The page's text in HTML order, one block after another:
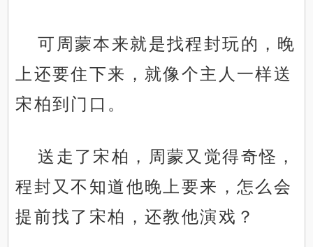
可周蒙本来就是找程封玩的，晚
上还要住下来，就像个主人一样送
宋柏到门口。
送走了宋柏，周蒙又觉得奇怪，
程封又不知道他晚上要来，怎么会
提前找了宋柏，还教他演戏？